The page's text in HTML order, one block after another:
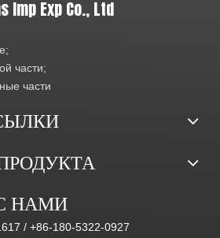
Imp Exp Co., Ltd
части;
части
НАМИ
/ +86-180-5322-0927